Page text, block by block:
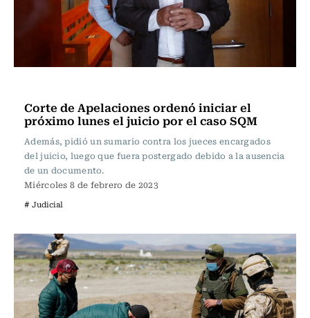
Corte de Apelaciones ordenó iniciar el
próximo lunes el juicio por el caso SQM
Además, pidió un sumario contra los jueces encargados
del juicio, luego que fuera postergado debido a la ausencia
de un documento.
Miércoles 8 de febrero de 2023
# Judicial